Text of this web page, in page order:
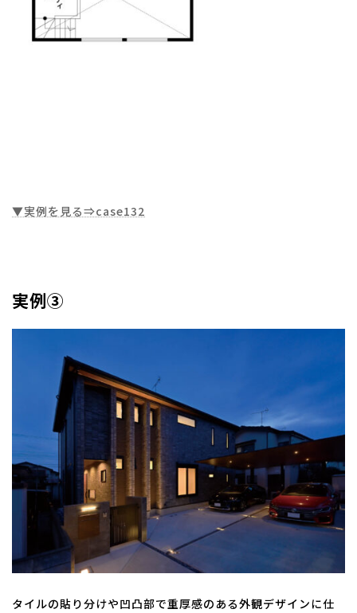
▼実例を見る⇒case132
実例③
タイルの貼り分けや凹凸部で重厚感のある外観デザインに仕